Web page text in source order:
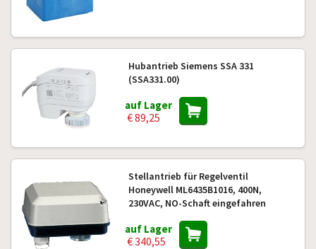
Hubantrieb Siemens SSA 331
(SSA331.00)
auf Lager
€ 89,25
Stellantrieb für Regelventil
Honeywell ML6435B1016, 400N,
230VAC, NO-Schaft eingefahren
auf Lager
€ 340,55